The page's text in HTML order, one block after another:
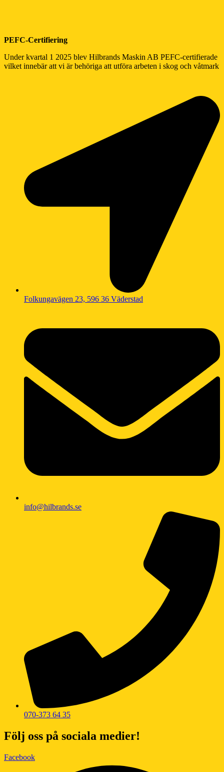
PEFC-Certifiering
Under kvartal 1 2025 blev Hilbrands Maskin AB PEFC-certifierade
vilket innebär att vi är behöriga att utföra arbeten i skog och våtmark
Folkungavägen 23, 596 36 Väderstad
info@hilbrands.se
070-373 64 35
Följ oss på sociala medier!
Facebook